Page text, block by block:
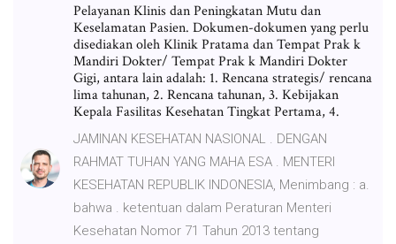
Pelayanan Klinis dan Peningkatan Mutu dan
Keselamatan Pasien. Dokumen-dokumen yang perlu
disediakan oleh Klinik Pratama dan Tempat Prak k
Mandiri Dokter/ Tempat Prak k Mandiri Dokter
Gigi, antara lain adalah: 1. Rencana strategis/ rencana
lima tahunan, 2. Rencana tahunan, 3. Kebijakan
Kepala Fasilitas Kesehatan Tingkat Pertama, 4.
JAMINAN KESEHATAN NASIONAL . DENGAN
RAHMAT TUHAN YANG MAHA ESA . MENTERI
KESEHATAN REPUBLIK INDONESIA, Menimbang : a.
bahwa . ketentuan dalam Peraturan Menteri
Kesehatan Nomor 71 Tahun 2013 tentang